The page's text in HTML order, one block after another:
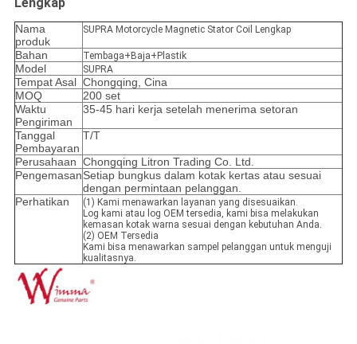
Lengkap
Nama
produk
SUPRA Motorcycle Magnetic Stator Coil Lengkap
Bahan Tembaga+Baja+Plastik
Model SUPRA
Tempat Asal Chongqing, Cina
MOQ
200 set
Waktu
Pengiriman
35-45 hari kerja setelah menerima setoran
Tanggal
Pembayaran
T/T
Perusahaan Chongqing Litron Trading Co. Ltd.
PengemasanSetiap bungkus dalam kotak kertas atau sesuai
dengan permintaan pelanggan.
Perhatikan
(1) Kami menawarkan layanan yang disesuaikan.
Log kami atau log OEM tersedia, kami bisa melakukan
kemasan kotak warna sesuai dengan kebutuhan Anda.
(2) OEM Tersedia
Kami bisa menawarkan sampel pelanggan untuk menguji
kualitasnya.